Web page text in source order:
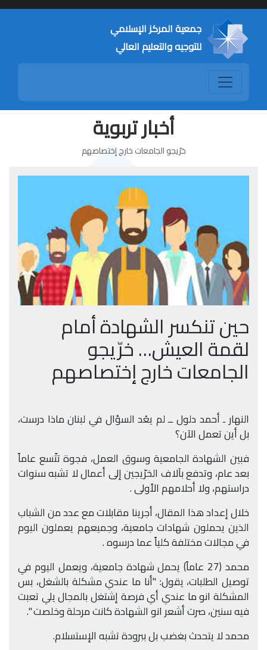
جمعية المركز الإسلامي
للتوجيه والتعليم العالي
أخبار تربوية
خرّيجو الجامعات خارج إختصاصهم
حين تنكسر الشهادة أمام
لقمة العيش… خرّيجو
الجامعات خارج إختصاصهم
النهار ـ أحمد دلول ــ لم يعُد السؤال في لبنان ماذا درست،
بل أين تعمل الآن؟
فبين الشهادة الجامعية وسوق العمل، فجوة تتّسع عاماً
بعد عام، وتدفع بآلاف الخرّيجين إلى أعمال لا تشبه سنوات
دراستهم، ولا أحلامهم الأولى .
خلال إعداد هذا المقال، أجرينا مقابلات مع عدد من الشباب
الذين يحملون شهادات جامعية، وجميعهم يعملون اليوم
في مجالات مختلفة كلياً عما درسوه .
محمد (27 عاماً) يحمل شهادة جامعية، ويعمل اليوم في
توصيل الطلبات، يقول: "أنا ما عندي مشكلة بالشغل، بس
المشكلة انو ما عندي أي فرصة إشتغل بالمجال يلي تعبت
فيه سنين، صرت أشعر انو الشهادة كانت مرحلة وخلصت ".
محمد لا يتحدث بغضب بل ببرودة تشبه الإستسلام.